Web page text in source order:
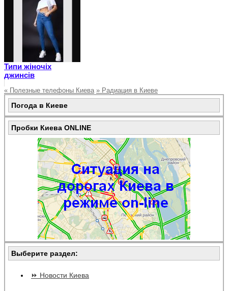
Типи жіночіх
джинсів
« Полезные телефоны Киева » Радиация в Киеве
Погода в Киеве
Пробки Киева ONLINE
Выберите раздел:
⏩ Новости Киева